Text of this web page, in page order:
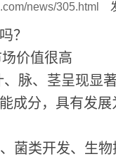
news/305.html
？
价值很高
脉、茎呈现显
成分，具有发
类开发、生物